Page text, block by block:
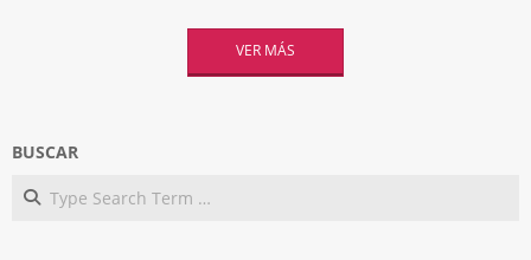
VER MÁS
BUSCAR
Search